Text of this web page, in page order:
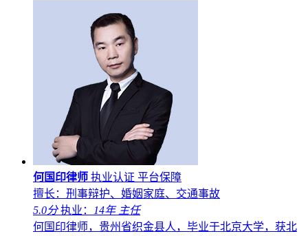
何国印律师 执业认证 平台保障
擅长：刑事辩护、婚姻家庭、交通事故
5.0分 执业： 14年 主任
何国印律师，贵州省织金县人，毕业于北京大学，获北